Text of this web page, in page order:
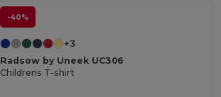
-40%
+3
Radsow by Uneek UC306
Childrens T-shirt